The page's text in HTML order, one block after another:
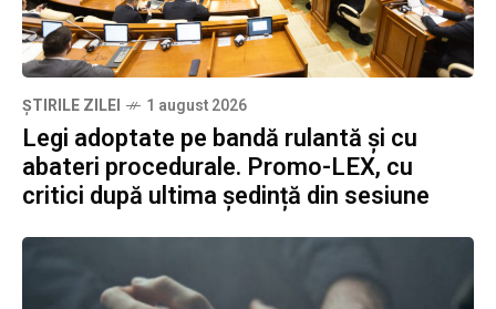
ȘTIRILE ZILEI 1 august 2026
Legi adoptate pe bandă rulantă și cu
abateri procedurale. Promo-LEX, cu
critici după ultima ședință din sesiune